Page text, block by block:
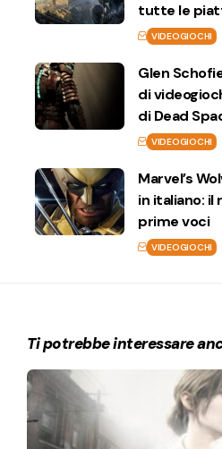
tutte le
VIDEOGIOCHI
Glen
di
di Dead
VIDEOGIOCHI
Marvel’s
in italiano: il
prime voci
VIDEOGIOCHI
Ti potrebbe interessare